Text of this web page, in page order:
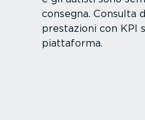
consegna. Consulta
prestazioni con KPI
piattaforma.